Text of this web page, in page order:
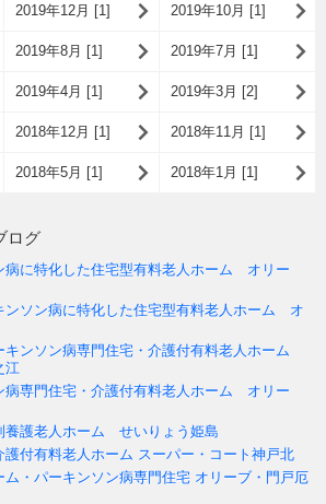
2019年12月 [1] 2019年10月 [1]
2019年8月 [1] 2019年7月 [1]
2019年4月 [1] 2019年3月 [2]
2018年12月 [1] 2018年11月 [1]
2018年5月 [1] 2018年1月 [1]
ログ
病に特化した住宅型有料老人ホーム オリー
ンソン病に特化した住宅型有料老人ホーム オ
キンソン病専門住宅・介護付有料老人ホーム
江
病専門住宅・介護付有料老人ホーム オリー
養護老人ホーム せいりょう姫島
付有料老人ホーム スーパー・コート神戸北
・パーキンソン病専門住宅 オリーブ・門戸厄